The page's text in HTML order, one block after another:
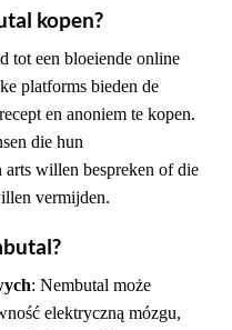
kopen?
tot een bloeiende online
platforms bieden de
en anoniem te kopen.
die hun
arts willen bespreken of die
vermijden.
: Nembutal może
elektryczną mózgu,